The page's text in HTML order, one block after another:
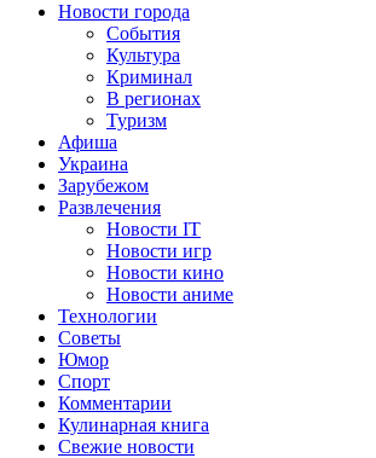
Новости города
События
Культура
Криминал
В регионах
Туризм
Афиша
Украина
Зарубежом
Развлечения
Новости IT
Новости игр
Новости кино
Новости аниме
Технологии
Советы
Юмор
Спорт
Комментарии
Кулинарная книга
Свежие новости